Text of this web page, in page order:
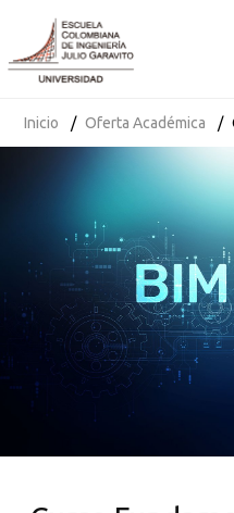
Inicio Oferta Académica